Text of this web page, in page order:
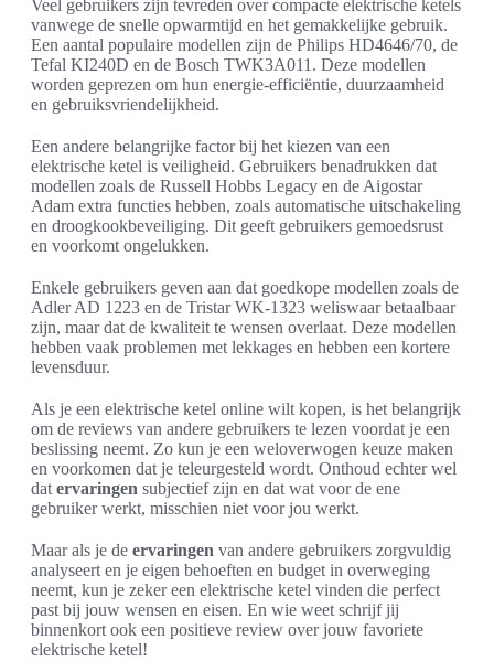
Veel gebruikers zijn tevreden over compacte elektrische ketels
vanwege de snelle opwarmtijd en het gemakkelijke gebruik.
Een aantal populaire modellen zijn de Philips HD4646/70, de
Tefal KI240D en de Bosch TWK3A011. Deze modellen
worden geprezen om hun energie-efficiëntie, duurzaamheid
en gebruiksvriendelijkheid.
Een andere belangrijke factor bij het kiezen van een
elektrische ketel is veiligheid. Gebruikers benadrukken dat
modellen zoals de Russell Hobbs Legacy en de Aigostar
Adam extra functies hebben, zoals automatische uitschakeling
en droogkookbeveiliging. Dit geeft gebruikers gemoedsrust
en voorkomt ongelukken.
Enkele gebruikers geven aan dat goedkope modellen zoals de
Adler AD 1223 en de Tristar WK-1323 weliswaar betaalbaar
zijn, maar dat de kwaliteit te wensen overlaat. Deze modellen
hebben vaak problemen met lekkages en hebben een kortere
levensduur.
Als je een elektrische ketel online wilt kopen, is het belangrijk
om de reviews van andere gebruikers te lezen voordat je een
beslissing neemt. Zo kun je een weloverwogen keuze maken
en voorkomen dat je teleurgesteld wordt. Onthoud echter wel
dat ervaringen subjectief zijn en dat wat voor de ene
gebruiker werkt, misschien niet voor jou werkt.
Maar als je de ervaringen van andere gebruikers zorgvuldig
analyseert en je eigen behoeften en budget in overweging
neemt, kun je zeker een elektrische ketel vinden die perfect
past bij jouw wensen en eisen. En wie weet schrijf jij
binnenkort ook een positieve review over jouw favoriete
elektrische ketel!